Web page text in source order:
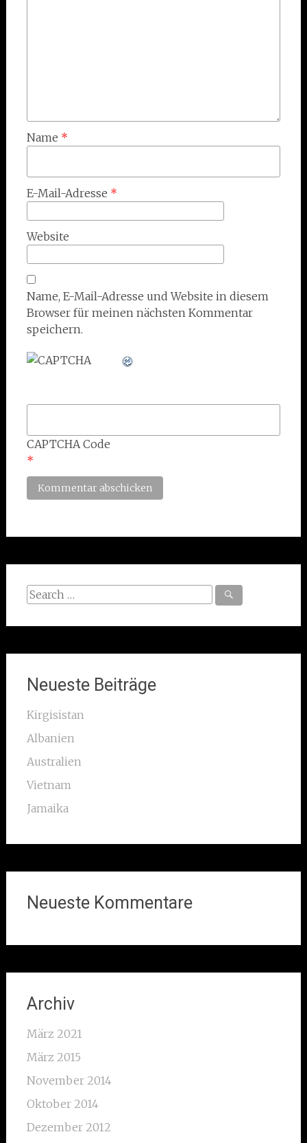
Name *
E-Mail-Adresse *
Website
Name, E-Mail-Adresse und Website in diesem
Browser für meinen nächsten Kommentar
speichern.
CAPTCHA Code
*
Search
Neueste Beiträge
Kirgisistan
Albanien
Australien
Vietnam
Jamaika
Neueste Kommentare
Archiv
März 2021
März 2015
November 2014
Oktober 2014
Dezember 2012